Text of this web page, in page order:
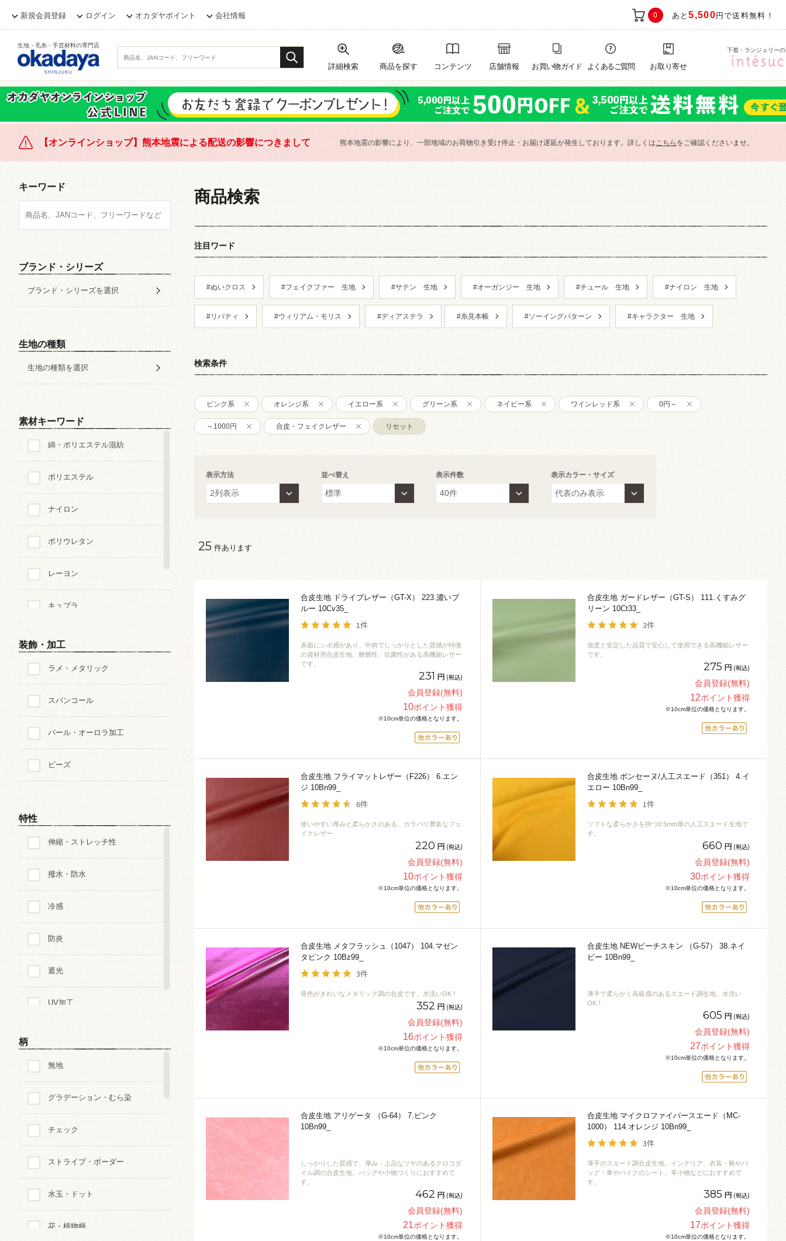
新規会員登録 ログイン オカダヤポイント 会社情報 0 あと5,500 円で送料無料！
生地・毛糸・手芸材料の専門店
詳細検索 商品を探す コンテンツ 店舗情報 お買い物ガイド よくあるご質問 お取り寄せ
下着・ランジェリー
【オンラインショップ】熊本地震による配送の影響につきまして 熊本地震の影響により、一部地域のお荷物引き受け停止・お届け遅延が発生しております。詳しくはこちら をご確認くださいませ。
キーワード
ブランド・シリーズ
ブランド・シリーズを選択
生地の種類
生地の種類を選択
素材キーワード
綿・ポリエステル混紡
ポリエステル
ナイロン
ポリウレタン
レーヨン
キュプラ
装飾・加工
ラメ・メタリック
スパンコール
パール・オーロラ加工
ビーズ
特性
伸縮・ストレッチ性
撥水・防水
冷感
防炎
遮光
UV加工
柄
無地
グラデーション・むら染
チェック
ストライプ・ボーダー
水玉・ドット
花・植物柄
商品検索
注目ワード
#ぬいクロス #フェイクファー 生地 #サテン 生地 #オーガンジー 生地 #チュール 生地 #ナイロン 生地
#リバティ #ウィリアム・モリス #ディアステラ #糸見本帳 #ソーイングパターン #キャラクター 生地
検索条件
ピンク系 オレンジ系 イエロー系 グリーン系 ネイビー系 ワインレッド系 0円～
～1000円 合皮・フェイクレザー リセット
表示方法 並べ替え 表示件数 表示カラー・サイズ
25 件あります
合皮生地 ドライブレザー（GT-X） 223.濃いブ
ルー 10Cv35_
1件
表面にシボ感があり、中肉でしっかりとした質感が特徴
の資材用合皮生地。難燃性、抗菌性がある高機能レザー
です。
231 円 (税込)
会員登録(無料)
10ポイント獲得
※10cm単位の価格となります。
合皮生地 ガードレザー（GT-S） 111.くすみグ
リーン 10Ct33_
3件
強度と安定した品質で安心して使用できる高機能レザー
です。
275 円 (税込)
会員登録(無料)
12ポイント獲得
※10cm単位の価格となります。
合皮生地 フライマットレザー（F226） 6.エン
ジ 10Bn99_
6件
使いやすい厚みと柔らかさのある、カラバリ豊富なフェ
イクレザー
220 円 (税込)
会員登録(無料)
10ポイント獲得
※10cm単位の価格となります。
合皮生地 ボンセーヌ/人工スエード（351） 4.イ
エロー 10Bn99_
1件
ソフトな柔らかさを持つ0.5mm厚の人工スエード生地で
す。
660 円 (税込)
会員登録(無料)
30ポイント獲得
※10cm単位の価格となります。
合皮生地 メタフラッシュ（1047） 104.マゼン
タピンク 10Bz99_
3件
発色がきれいなメタリック調の合皮です。水洗いOK！
352 円 (税込)
会員登録(無料)
16ポイント獲得
※10cm単位の価格となります。
合皮生地 NEWピーチスキン （G-57） 38.ネイ
ビー 10Bn99_
薄手で柔らかく高級感のあるスエード調生地。水洗い
OK！
605 円 (税込)
会員登録(無料)
27ポイント獲得
※10cm単位の価格となります。
合皮生地 アリゲータ （G-64） 7.ピンク
10Bn99_
しっかりした質感で、厚み・上品なツヤのあるクロコダ
イル調の合皮生地。バッグや小物づくりにおすすめで
す。
462 円 (税込)
会員登録(無料)
21ポイント獲得
※10cm単位の価格となります。
合皮生地 マイクロファイバースエード（MC-
1000） 114.オレンジ 10Bn99_
3件
薄手のスエード調合皮生地。インテリア、衣装・靴やバ
ッグ・車やバイクのシート、革小物などにおすすめで
す。
385 円 (税込)
会員登録(無料)
17ポイント獲得
※10cm単位の価格となります。